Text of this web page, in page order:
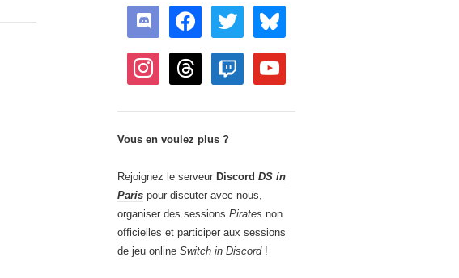
discord facebook twitter bluesky
instagram threads twitch youtube
Vous en voulez plus ?
Rejoignez le serveur Discord DS in
Paris pour discuter avec nous,
organiser des sessions Pirates non
officielles et participer aux sessions
de jeu online Switch in Discord!